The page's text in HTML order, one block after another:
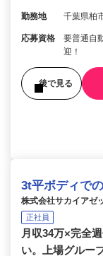
勤務地 千葉県柏
応募資格
要普通自
迎！
後で見る
3t平ボディで
株式会社サカイアゼ
正社員
月収34万×完全
い。上場グルー